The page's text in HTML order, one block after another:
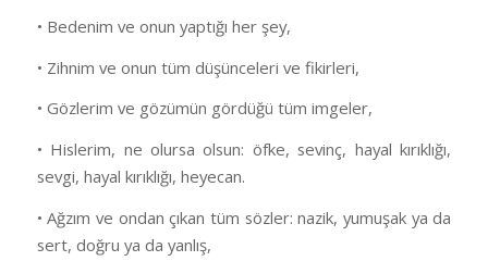
• Bedenim ve onun yaptığı her şey,
• Zihnim ve onun tüm düşünceleri ve fikirleri,
• Gözlerim ve gözümün gördüğü tüm imgeler,
• Hislerim, ne olursa olsun: öfke, sevinç, hayal kırıklığı,
sevgi, hayal kırıklığı, heyecan.
• Ağzım ve ondan çıkan tüm sözler: nazik, yumuşak ya da
sert, doğru ya da yanlış,